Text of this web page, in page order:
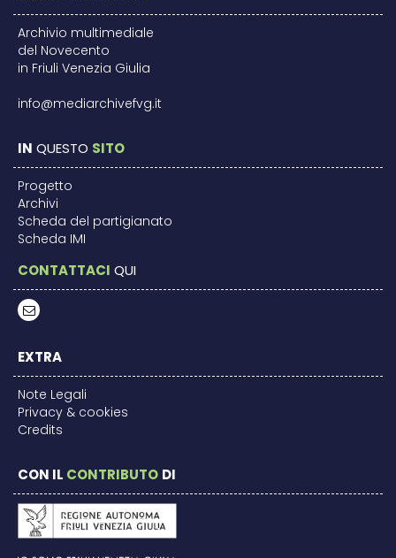
Archivio multimediale
del Novecento
in Friuli Venezia Giulia
info@mediarchivefvg.it
IN QUESTO SITO
Progetto
Archivi
Scheda del partigianato
Scheda IMI
CONTATTACI QUI
EXTRA
Note Legali
Privacy & cookies
Credits
CON IL CONTRIBUTO DI